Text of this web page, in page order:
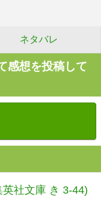
ネタバレ
感想を投稿して
社文庫 き 3-44)